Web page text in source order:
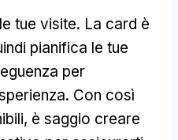
tue visite. La card è
pianifica le tue
per
Con così
è saggio creare